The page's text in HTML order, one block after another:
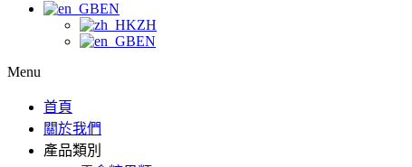
EN
ZH
EN
Menu
首頁
關於我們
產品類別